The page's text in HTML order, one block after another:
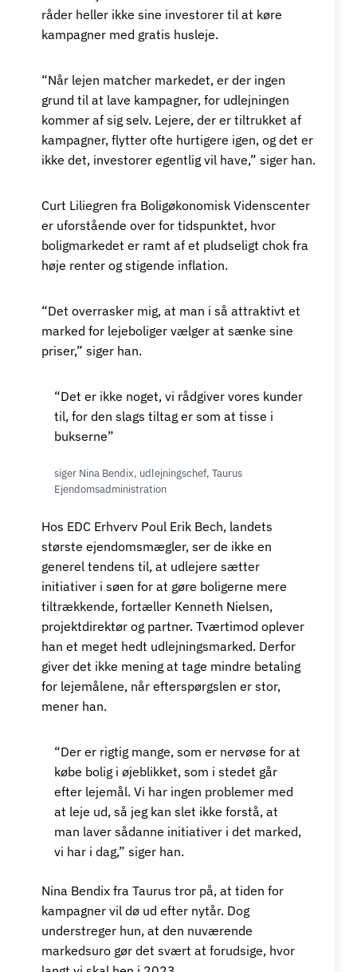
råder heller ikke sine investorer til at køre
kampagner med gratis husleje.
“Når lejen matcher markedet, er der ingen
grund til at lave kampagner, for udlejningen
kommer af sig selv. Lejere, der er tiltrukket af
kampagner, flytter ofte hurtigere igen, og det er
ikke det, investorer egentlig vil have,” siger han.
Curt Liliegren fra Boligøkonomisk Videnscenter
er uforstående over for tidspunktet, hvor
boligmarkedet er ramt af et pludseligt chok fra
høje renter og stigende inflation.
“Det overrasker mig, at man i så attraktivt et
marked for lejeboliger vælger at sænke sine
priser,” siger han.
“Det er ikke noget, vi rådgiver vores kunder
til, for den slags tiltag er som at tisse i
bukserne”
siger Nina Bendix, udlejningschef, Taurus
Ejendomsadministration
Hos EDC Erhverv Poul Erik Bech, landets
største ejendomsmægler, ser de ikke en
generel tendens til, at udlejere sætter
initiativer i søen for at gøre boligerne mere
tiltrækkende, fortæller Kenneth Nielsen,
projektdirektør og partner. Tværtimod oplever
han et meget hedt udlejningsmarked. Derfor
giver det ikke mening at tage mindre betaling
for lejemålene, når efterspørgslen er stor,
mener han.
“Der er rigtig mange, som er nervøse for at
købe bolig i øjeblikket, som i stedet går
efter lejemål. Vi har ingen problemer med
at leje ud, så jeg kan slet ikke forstå, at
man laver sådanne initiativer i det marked,
vi har i dag,” siger han.
Nina Bendix fra Taurus tror på, at tiden for
kampagner vil dø ud efter nytår. Dog
understreger hun, at den nuværende
markedsuro gør det svært at forudsige, hvor